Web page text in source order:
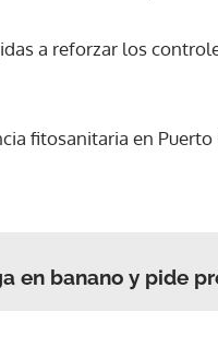
a reforzar los
fitosanitaria en
en banano y pide